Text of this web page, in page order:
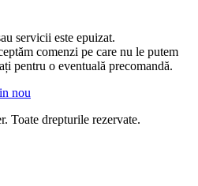
servicii este epuizat.
comenzi pe care nu le putem
pentru o eventuală precomandă.
nou
Toate drepturile rezervate.